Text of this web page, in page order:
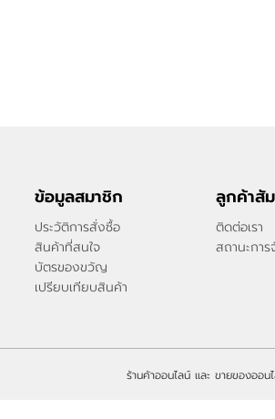
ข้อมูลสมาชิก
ประวัติการสั่งซื้อ
สินค้าที่สนใจ
บัตรของขวัญ
เปรียบเทียบสินค้า
ลูกค้าสั
ติดต่อเรา
สถานะกา
ร้านค้าออนไลน์ และ ขายของออน